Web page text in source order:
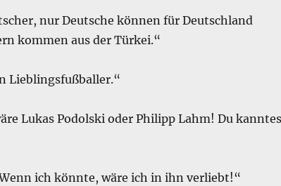
nur Deutsche können für Deutschland
kommen aus der Türkei.“
Lieblingsfußballer.“
Lukas Podolski oder Philipp Lahm! Du
ich könnte, wäre ich in ihn verliebt!“